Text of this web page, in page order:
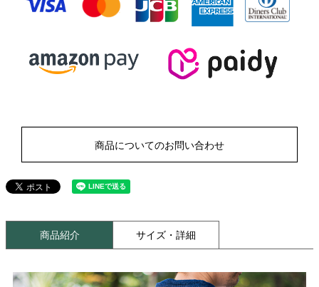
商品についてのお問い合わせ
商品紹介 サイズ・詳細